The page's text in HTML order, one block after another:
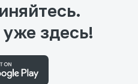
здесь!